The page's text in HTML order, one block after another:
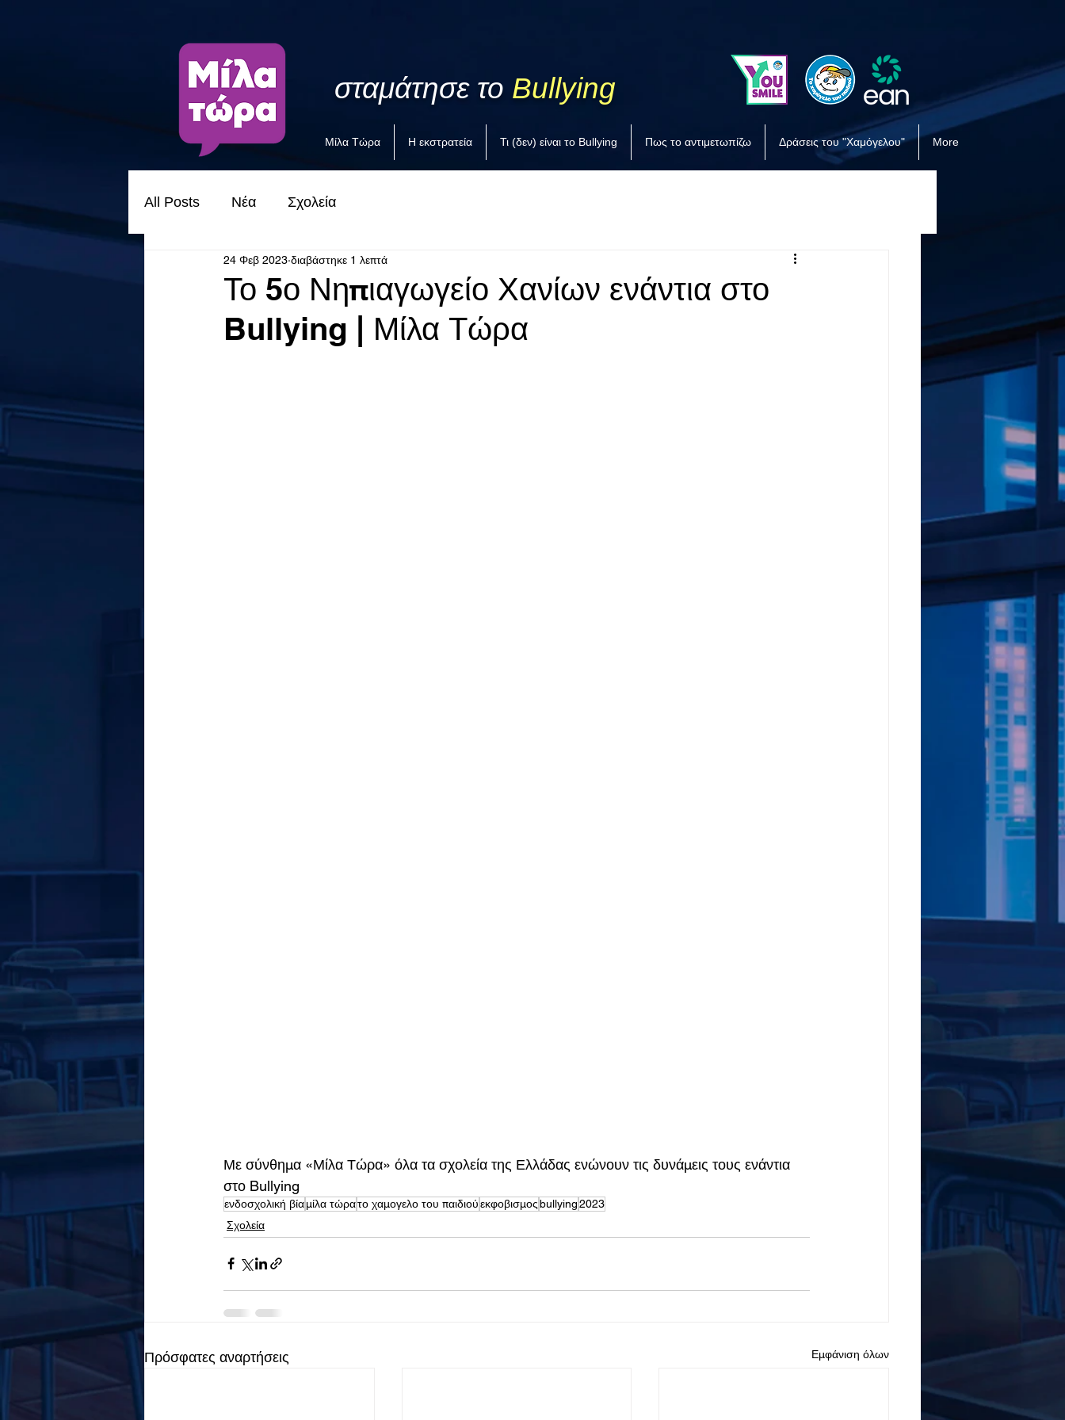
σταμάτησε το Bullying
Μίλα Τώρα Η εκστρατεία Τι (δεν) είναι το Bullying Πως το αντιμετωπίζω Δράσεις του "Χαμόγελου" More
All Posts Νέα Σχολεία
Το 5ο Νηπιαγωγείο Χανίων ενάντια στο
Bullying | Μίλα Τώρα
24 Φεβ 2023 διαβάστηκε 1 λεπτά
Με σύνθημα «Μίλα Τώρα» όλα τα σχολεία της Ελλάδας ενώνουν τις δυνάμεις τους ενάντια
στο Bullying
ενδοσχολική βίαμίλα τώρατο χαμογελο του παιδιούεκφοβισμοςbullying2023
Σχολεία
Πρόσφατες αναρτήσεις Εμφάνιση όλων